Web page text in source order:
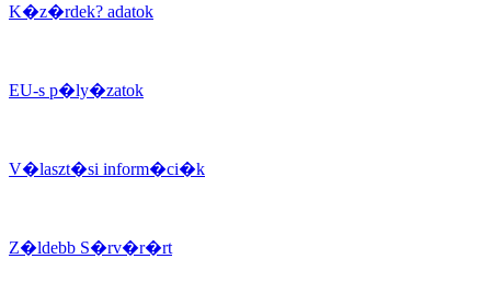
K�z�rdek? adatok
EU-s p�ly�zatok
V�laszt�si inform�ci�k
Z�ldebb S�rv�r�rt